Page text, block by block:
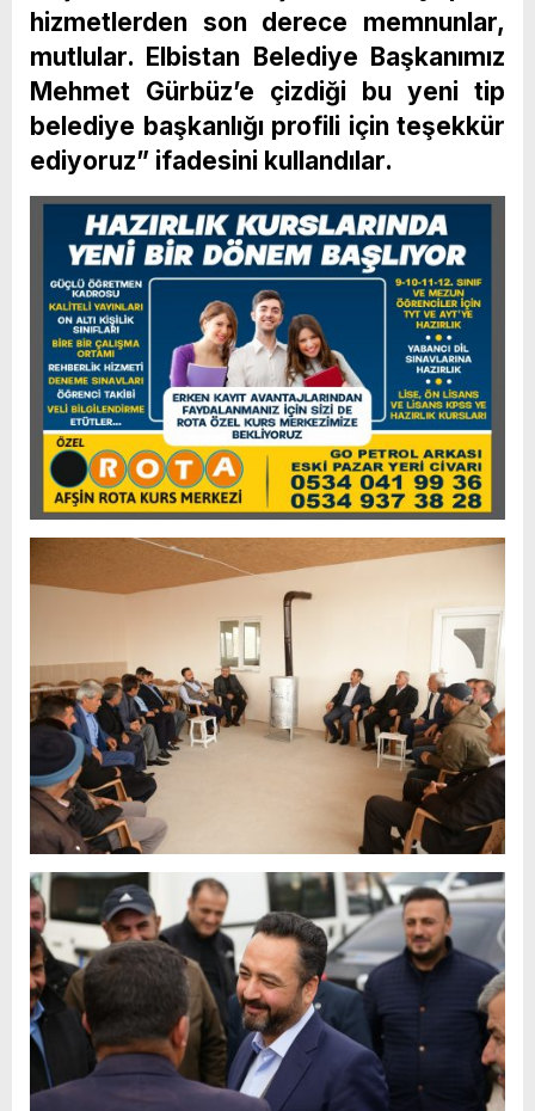
hizmetlerden son derece memnunlar,
mutlular. Elbistan Belediye Başkanımız
Mehmet Gürbüz’e çizdiği bu yeni tip
belediye başkanlığı profili için teşekkür
ediyoruz” ifadesini kullandılar.